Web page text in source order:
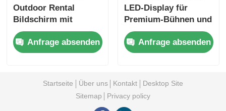
Outdoor Rental
Bildschirm mit
7680Hz
Auffrischungsrate
und IP65 Wasserdicht
Wandbildschirm
Anfrage absenden
LED-Display für
Premium-Bühnen und
Indoor-Events mit
kristallklarem Bild
Anfrage absenden
Startseite Über uns Kontakt
Desktop Site
Sitemap
Privacy policy